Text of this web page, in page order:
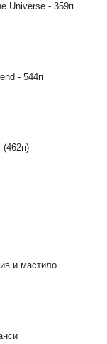
Universe - 359п
- 544п
(462п)
и мастило